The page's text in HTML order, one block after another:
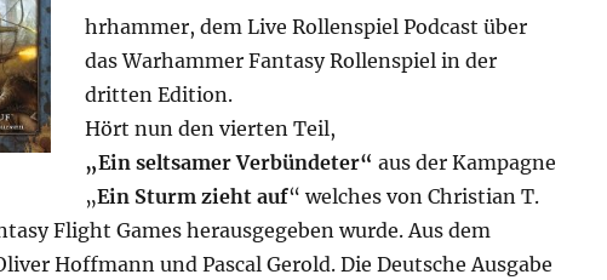
hrhammer, dem Live Rollenspiel Podcast über
das Warhammer Fantasy Rollenspiel in der
dritten Edition.
Hört nun den vierten Teil,
„Ein seltsamer Verbündeter“ aus der Kampagne
„Ein Sturm zieht auf“ welches von Christian T.
Flight Games herausgegeben wurde. Aus dem
Hoffmann und Pascal Gerold. Die Deutsche Ausgabe